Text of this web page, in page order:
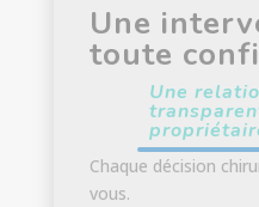
Une
toute
Une
Chaque décision
vous.